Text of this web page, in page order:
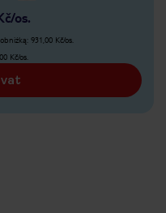
os.
931,00 Kč/os.
Kč/os.